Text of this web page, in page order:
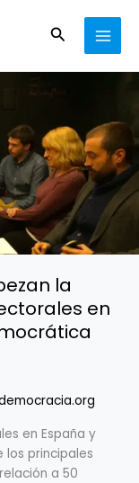
Buscar
la
en
en España y
los principales
a 50